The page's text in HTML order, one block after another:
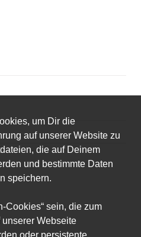
um Dir die
auf unserer Website zu
die auf Deinem
und bestimmte Daten
speichern.
Cookies“ sein, die zum
Webseite
oder persistente